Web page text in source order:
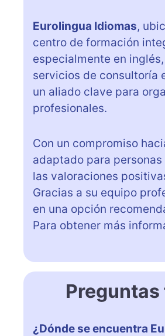
Eurolingua Idiomas,
centro de formación
especialmente en
servicios de consultoría
un aliado clave para
profesionales.
Con un compromiso
adaptado para
las valoraciones
Gracias a su equipo
en una opción
Para obtener más
¿Dónde se encuentra